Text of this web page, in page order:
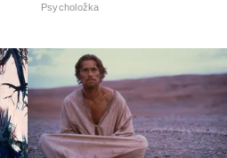
Psycholožka